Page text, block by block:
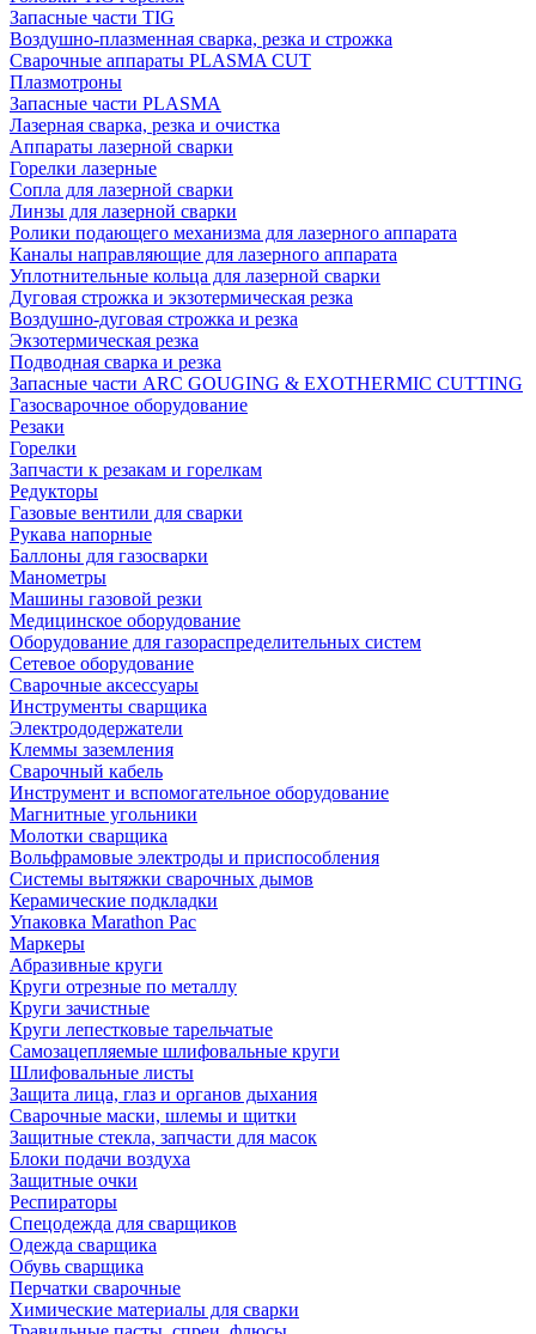
Запасные части TIG
Воздушно-плазменная сварка, резка и строжка
Сварочные аппараты PLASMA CUT
Плазмотроны
Запасные части PLASMA
Лазерная сварка, резка и очистка
Аппараты лазерной сварки
Горелки лазерные
Сопла для лазерной сварки
Линзы для лазерной сварки
Ролики подающего механизма для лазерного аппарата
Каналы направляющие для лазерного аппарата
Уплотнительные кольца для лазерной сварки
Дуговая строжка и экзотермическая резка
Воздушно-дуговая строжка и резка
Экзотермическая резка
Подводная сварка и резка
Запасные части ARC GOUGING & EXOTHERMIC CUTTING
Газосварочное оборудование
Резаки
Горелки
Запчасти к резакам и горелкам
Редукторы
Газовые вентили для сварки
Рукава напорные
Баллоны для газосварки
Манометры
Машины газовой резки
Медицинское оборудование
Оборудование для газораспределительных систем
Сетевое оборудование
Сварочные аксессуары
Инструменты сварщика
Электрододержатели
Клеммы заземления
Сварочный кабель
Инструмент и вспомогательное оборудование
Магнитные угольники
Молотки сварщика
Вольфрамовые электроды и приспособления
Системы вытяжки сварочных дымов
Керамические подкладки
Упаковка Marathon Pac
Маркеры
Абразивные круги
Круги отрезные по металлу
Круги зачистные
Круги лепестковые тарельчатые
Самозацепляемые шлифовальные круги
Шлифовальные листы
Защита лица, глаз и органов дыхания
Сварочные маски, шлемы и щитки
Защитные стекла, запчасти для масок
Блоки подачи воздуха
Защитные очки
Респираторы
Спецодежда для сварщиков
Одежда сварщика
Обувь сварщика
Перчатки сварочные
Химические материалы для сварки